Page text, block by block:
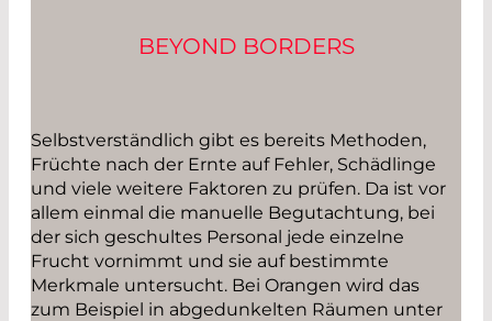
BEYOND BORDERS
Selbstverständlich gibt es bereits Methoden,
Früchte nach der Ernte auf Fehler, Schädlinge
und viele weitere Faktoren zu prüfen. Da ist vor
allem einmal die manuelle Begutachtung, bei
der sich geschultes Personal jede einzelne
Frucht vornimmt und sie auf bestimmte
Merkmale untersucht. Bei Orangen wird das
zum Beispiel in abgedunkelten Räumen unter